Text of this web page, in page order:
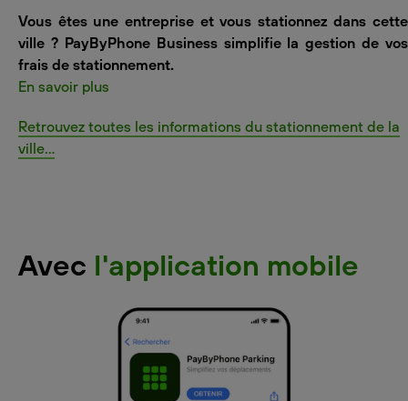
Vous êtes une entreprise et vous stationnez dans cette
ville ? PayByPhone Business simplifie la gestion de vos
frais de stationnement.
En savoir plus
Retrouvez toutes les informations du stationnement de la
ville...
Avec l'application mobile